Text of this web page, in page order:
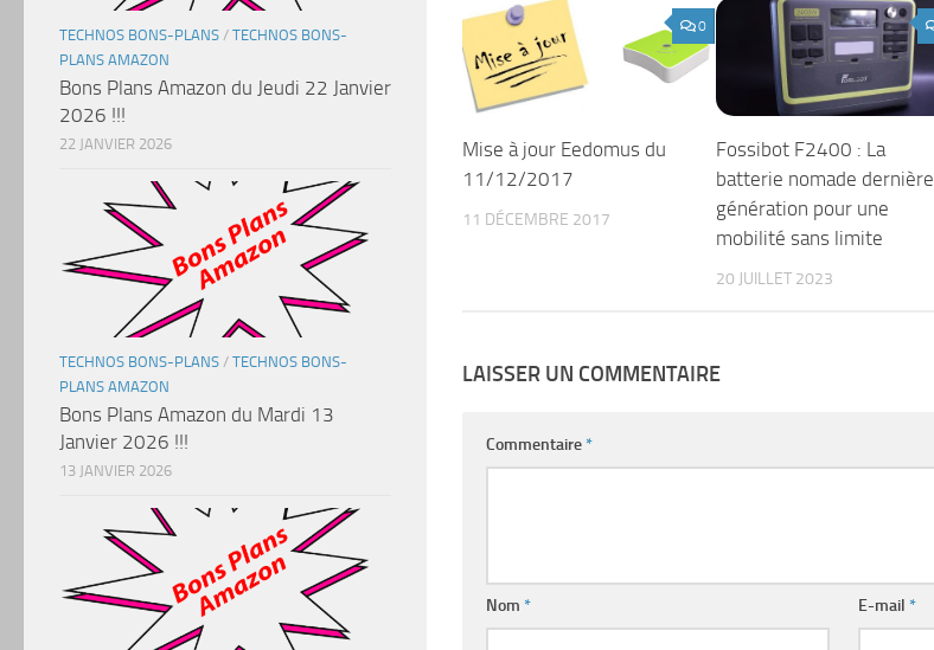
0
Mise à jour Eedomus du
11/12/2017
11 DÉCEMBRE 2017
Fossibot F2400 : La
batterie nomade dernière
génération pour une
mobilité sans limite
20 JUILLET 2023
LAISSER UN COMMENTAIRE
Commentaire*
Nom * E-mail*
TECHNOS BONS-PLANS / TECHNOS BONS-
PLANS AMAZON
Bons Plans Amazon du Jeudi 22 Janvier
2026 !!!
22 JANVIER 2026
TECHNOS BONS-PLANS / TECHNOS BONS-
PLANS AMAZON
Bons Plans Amazon du Mardi 13
Janvier 2026 !!!
13 JANVIER 2026